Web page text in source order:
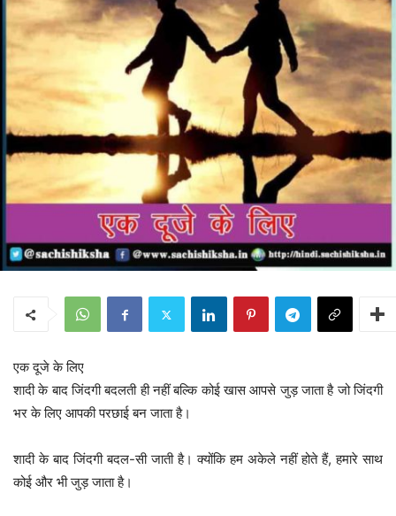
एक दूजे के लिए
शादी के बाद जिंदगी बदलती ही नहीं बल्कि कोई खास आपसे जुड़ जाता है जो जिंदगी
भर के लिए आपकी परछाई बन जाता है।
शादी के बाद जिंदगी बदल-सी जाती है। क्योंकि हम अकेले नहीं होते हैं, हमारे साथ
कोई और भी जुड़ जाता है।